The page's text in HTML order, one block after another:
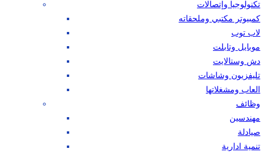
تكنولوجيا وإتصالات
كمبيوتر مكتبي وملحقاته
لاب توب
موبايل وتابلت
دش وستالايت
تليفزيون وشاشات
العاب ومشغلاتها
وظائف
مهندسين
صيادلة
تنمية ادارية